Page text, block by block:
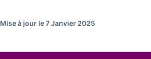
Mise à jour le 7 Janvier 2025